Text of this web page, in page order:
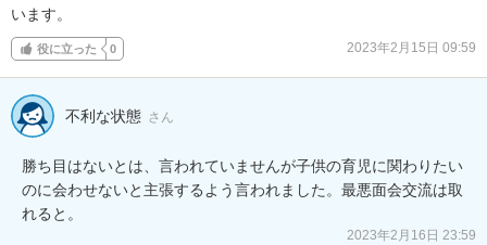
います。
役に立った 0 2023年2月15日 09:59
不利な状態 さん
勝ち目はないとは、言われていませんが子供の育児に関わりたい
のに会わせないと主張するよう言われました。最悪面会交流は取
れると。
2023年2月16日 23:59